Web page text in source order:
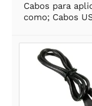
Cabos para
como; Cabos